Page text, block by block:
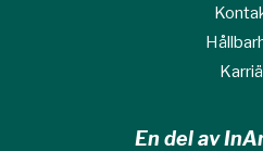
En del av